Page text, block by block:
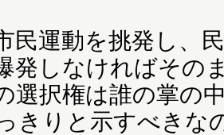
民運動を挑発し、
発しなければその
選択権は誰の掌の
きりと示すべきな